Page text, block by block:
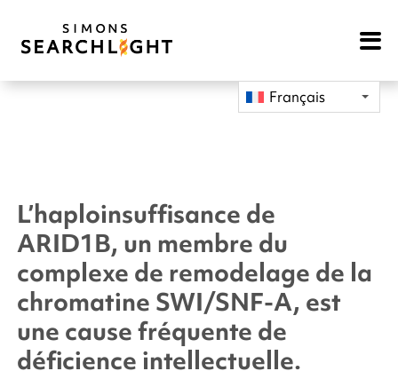
Open
Français
L’haploinsuffisance de
ARID1B, un membre du
complexe de remodelage de la
chromatine SWI/SNF-A, est
une cause fréquente de
déficience intellectuelle.